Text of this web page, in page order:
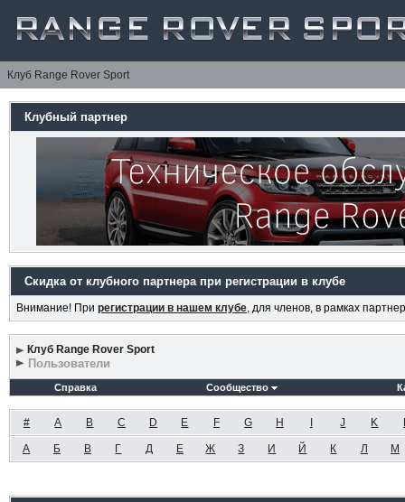
Клуб Range Rover Sport
Клубный партнер
Скидка от клубного партнера при регистрации в клубе
Внимание! При регистрации в нашем клубе, для членов, в рамках
Клуб Range Rover Sport
Пользователи
Справка Сообщество
# A B C D E F G H J K
А Б В Г Д Е Ж З И Й К Л М